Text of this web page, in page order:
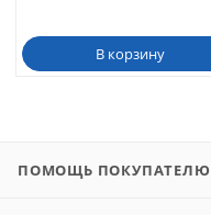
В корзину
ПОМОЩЬ ПОКУПАТЕЛЮ